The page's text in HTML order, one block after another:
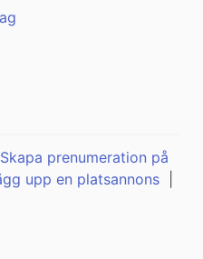
Skapa prenumeration på
upp en platsannons